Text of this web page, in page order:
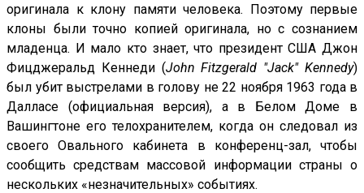
оригинала к клону памяти человека. Поэтому первые
клоны были точно копией оригинала, но с сознанием
младенца. И мало кто знает, что президент США Джон
Фицджеральд Кеннеди (John Fitzgerald "Jack" Kennedy)
был убит выстрелами в голову не 22 ноября 1963 года в
Далласе (официальная версия), а в Белом Доме в
Вашингтоне его телохранителем, когда он следовал из
своего Овального кабинета в конференц-зал, чтобы
сообщить средствам массовой информации страны о
нескольких «незначительных» событиях.